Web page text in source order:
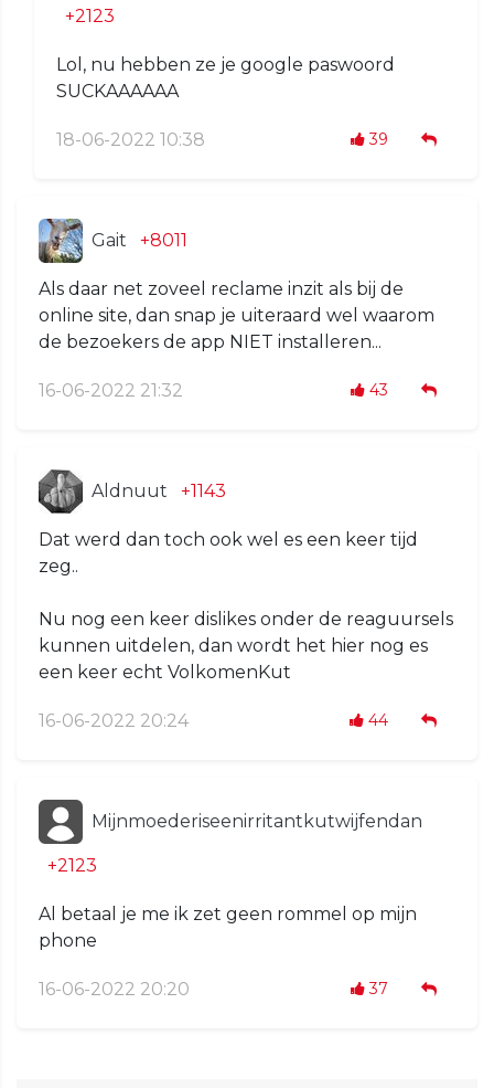
+2123
Lol, nu hebben ze je google paswoord
SUCKAAAAAA
18-06-2022 10:38 39
Gait +8011
Als daar net zoveel reclame inzit als bij de
online site, dan snap je uiteraard wel waarom
de bezoekers de app NIET installeren...
16-06-2022 21:32 43
Aldnuut +1143
Dat werd dan toch ook wel es een keer tijd
zeg..
Nu nog een keer dislikes onder de reaguursels
kunnen uitdelen, dan wordt het hier nog es
een keer echt VolkomenKut
16-06-2022 20:24 44
Mijnmoederiseenirritantkutwijfendan
+2123
Al betaal je me ik zet geen rommel op mijn
phone
16-06-2022 20:20 37